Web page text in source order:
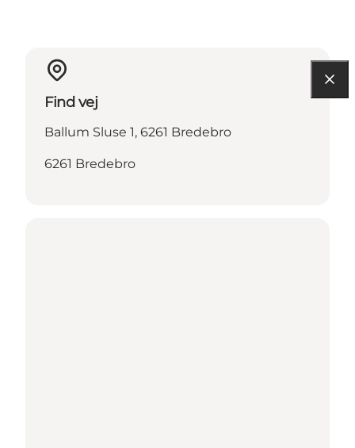
Find vej
Ballum Sluse 1, 6261 Bredebro
6261 Bredebro